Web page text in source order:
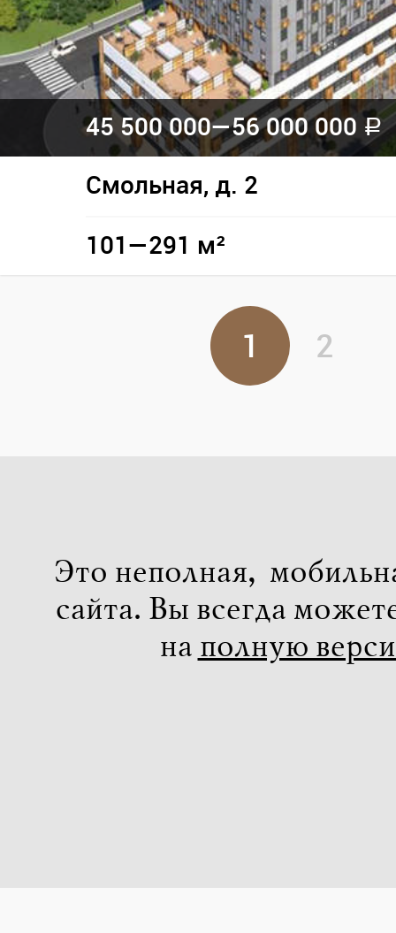
45 500 000—56 000 000 a
Смольная, д. 2
101—291 м²
1 2
Это неполная,
сайта. Вы всегда
на полную